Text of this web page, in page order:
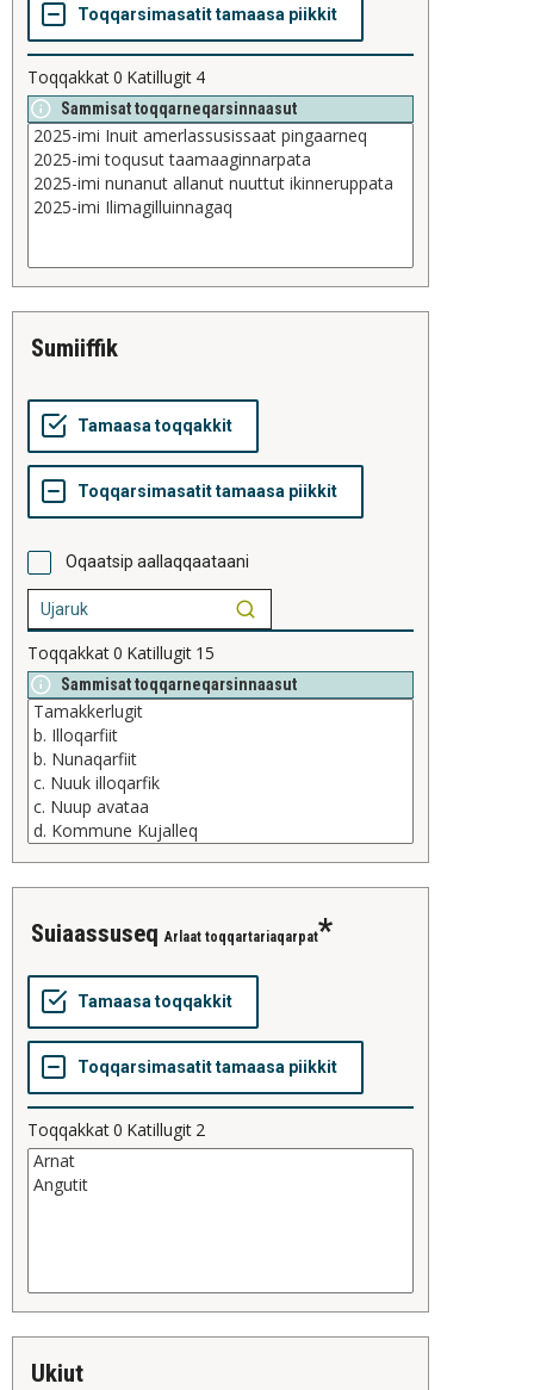
Toqqakkat0 Katillugit 4
Sammisat toqqarneqarsinnaasut
sumiiffik
Oqaatsip aallaqqaataani
Toqqakkat0 Katillugit 15
Sammisat toqqarneqarsinnaasut
suiaassuseq Arlaat toqqartariaqarpat
Toqqakkat0 Katillugit 2
ukiut